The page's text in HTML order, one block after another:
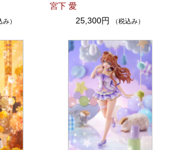
み）
宮下 愛
25,300円
（税込み）